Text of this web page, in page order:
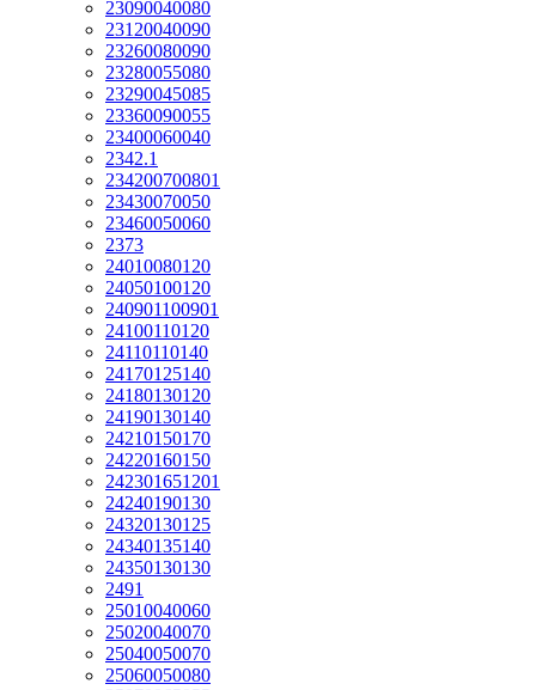
23090040080
23120040090
23260080090
23280055080
23290045085
23360090055
23400060040
2342.1
234200700801
23430070050
23460050060
2373
24010080120
24050100120
240901100901
24100110120
24110110140
24170125140
24180130120
24190130140
24210150170
24220160150
242301651201
24240190130
24320130125
24340135140
24350130130
2491
25010040060
25020040070
25040050070
25060050080